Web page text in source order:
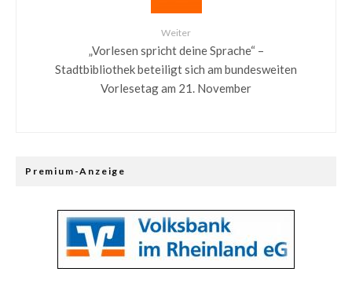
Weiter
„Vorlesen spricht deine Sprache“ –
Stadtbibliothek beteiligt sich am bundesweiten
Vorlesetag am 21. November
Premium-Anzeige